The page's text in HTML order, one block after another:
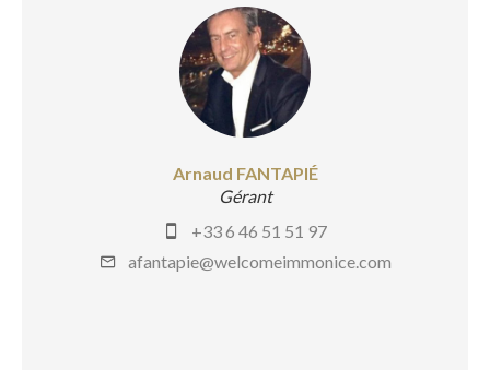
Arnaud FANTAPIÉ
Gérant
+33 6 46 51 51 97
afantapie@welcomeimmonice.com